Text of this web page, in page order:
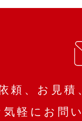
頼、お見積
気軽にお問